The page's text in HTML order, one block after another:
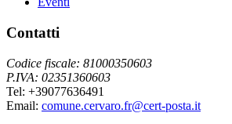
Contatti
Codice fiscale: 81000350603
P.IVA: 02351360603
Tel: +39077636491
Email: comune.cervaro.fr@cert-posta.it